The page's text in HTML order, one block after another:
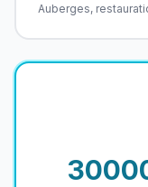
Auberges,